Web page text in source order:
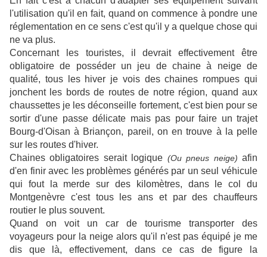
l'utilisation qu'il en fait, quand on commence à pondre une
réglementation en ce sens c'est qu'il y a quelque chose qui
ne va plus.
Concernant les touristes, il devrait effectivement être
obligatoire de posséder un jeu de chaine à neige de
qualité, tous les hiver je vois des chaines rompues qui
jonchent les bords de routes de notre région, quand aux
chaussettes je les déconseille fortement, c'est bien pour se
sortir d'une passe délicate mais pas pour faire un trajet
Bourg-d'Oisan à Briançon, pareil, on en trouve à la pelle
sur les routes d'hiver.
Chaines obligatoires serait logique (Ou pneus neige) afin
d'en finir avec les problèmes générés par un seul véhicule
qui fout la merde sur des kilomètres, dans le col du
Montgenèvre c'est tous les ans et par des chauffeurs
routier le plus souvent.
Quand on voit un car de tourisme transporter des
voyageurs pour la neige alors qu'il n'est pas équipé je me
dis que là, effectivement, dans ce cas de figure la